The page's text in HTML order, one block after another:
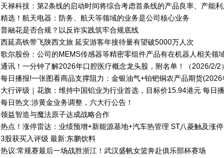
天禄科技：第2条线的启动时间将综合考虑首条线的产品良率、产能
精选！航天电器：防务、航天等领域的业务是公司核心业务
普融花是否合规？以反诈实践筑牢合规底线
西延高铁带飞陕西文旅 延安游客年接待量有望破5000万人次
歌尔股份：公司的MEMS传感器等精密零组件产品有在机器人相关领
通讯！一分钟了解2026年口腔医疗概念龙头股，附名单！（2026/2/2）
每日播报!一张图看商品支撑阻力：金银油气+铂钯铜农产品期货
大行评级｜花旗：维持中国铝业为行业首选，目标价15.94港元 每日
每日热文:涉黄金业务调整，六大行公告！
领益智造与魔法原子达成战略合作
热点！涨停雷达：业绩预增+新能源基地+汽车热管理 ST八菱触及涨停
3股获买入评级 最新:东鹏饮料
热议:常规赛最后一场战胜浙江！武汉盛帆女篮奔赴俱乐部杯赛场